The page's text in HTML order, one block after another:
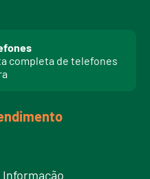
completa de telefones
Informação